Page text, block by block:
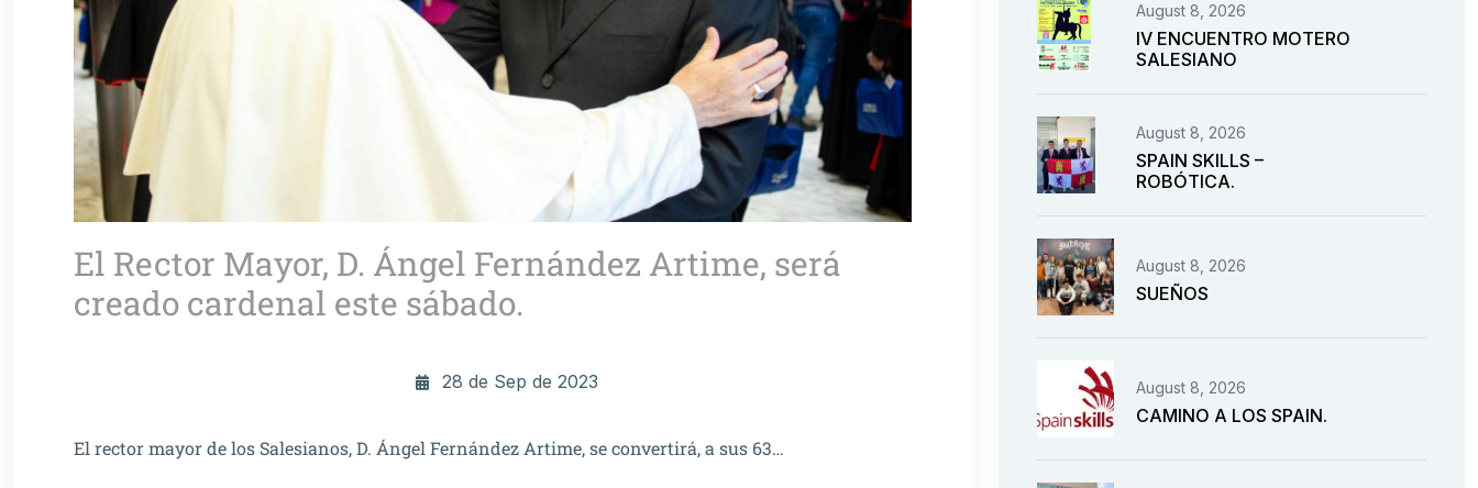
El Rector Mayor, D. Ángel Fernández Artime, será
creado cardenal este sábado.
28 de Sep de 2023
El rector mayor de los Salesianos, D. Ángel Fernández Artime, se convertirá, a sus 63…
August 8, 2026
IV ENCUENTRO MOTERO
SALESIANO
August 8, 2026
SPAIN SKILLS –
ROBÓTICA.
August 8, 2026
SUEÑOS
August 8, 2026
CAMINO A LOS SPAIN.